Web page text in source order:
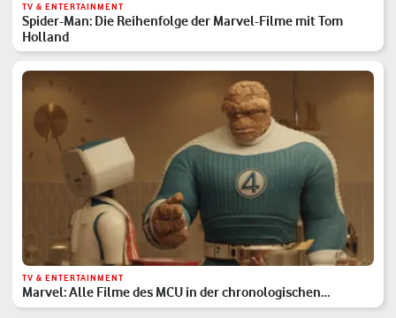
TV & ENTERTAINMENT
Spider-Man: Die Reihenfolge der Marvel-Filme mit Tom
Holland
TV & ENTERTAINMENT
Marvel: Alle Filme des MCU in der chronologischen
Reihenfolge